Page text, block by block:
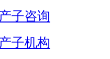
子咨询
子机构